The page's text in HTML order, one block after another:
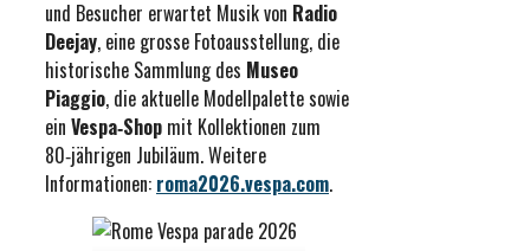
und Besucher erwartet Musik von Radio
Deejay, eine grosse Fotoausstellung, die
historische Sammlung des Museo
Piaggio, die aktuelle Modellpalette sowie
ein Vespa‑Shop mit Kollektionen zum
80‑jährigen Jubiläum. Weitere
Informationen: roma2026.vespa.com.